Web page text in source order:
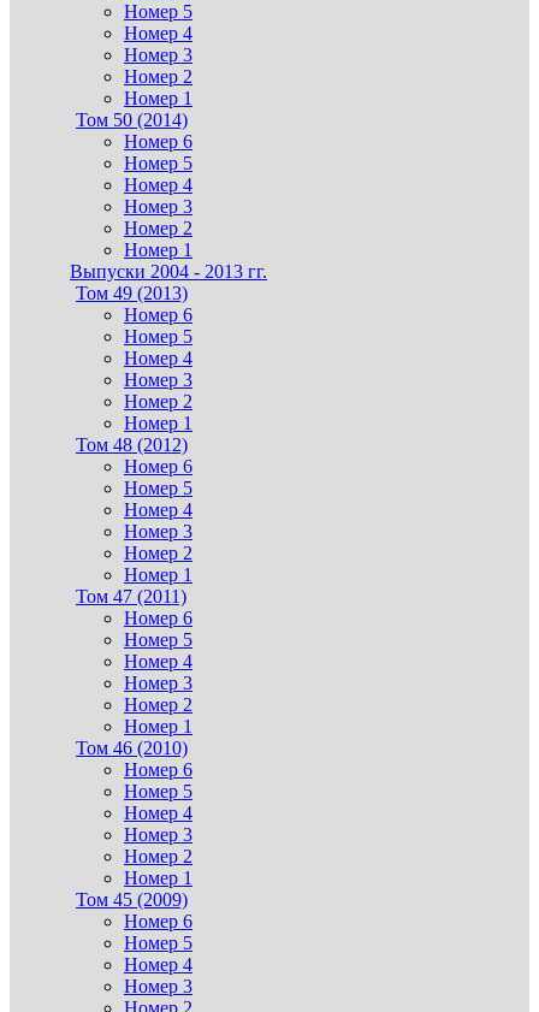
Номер 5
Номер 4
Номер 3
Номер 2
Номер 1
Том 50 (2014)
Номер 6
Номер 5
Номер 4
Номер 3
Номер 2
Номер 1
Выпуски 2004 - 2013 гг.
Том 49 (2013)
Номер 6
Номер 5
Номер 4
Номер 3
Номер 2
Номер 1
Том 48 (2012)
Номер 6
Номер 5
Номер 4
Номер 3
Номер 2
Номер 1
Том 47 (2011)
Номер 6
Номер 5
Номер 4
Номер 3
Номер 2
Номер 1
Том 46 (2010)
Номер 6
Номер 5
Номер 4
Номер 3
Номер 2
Номер 1
Том 45 (2009)
Номер 6
Номер 5
Номер 4
Номер 3
Номер 2